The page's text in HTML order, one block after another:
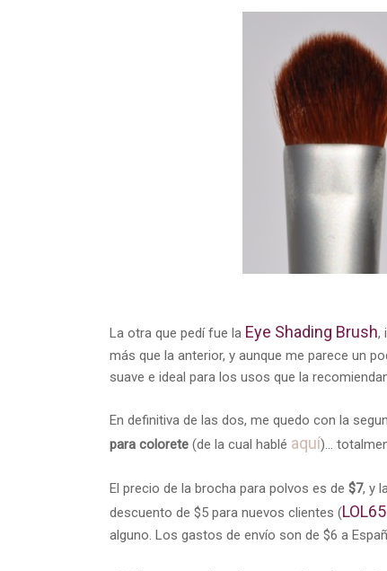
La otra que pedí fue la Eye Shading Brush,
más que la anterior, y aunque me parece un
suave e ideal para los usos que la
En definitiva de las dos, me quedo con la
para colorete (de la cual hablé aquí)...
El precio de la brocha para polvos es de $7, y
descuento de $5 para nuevos clientes (
alguno. Los gastos de envío son de $6 a